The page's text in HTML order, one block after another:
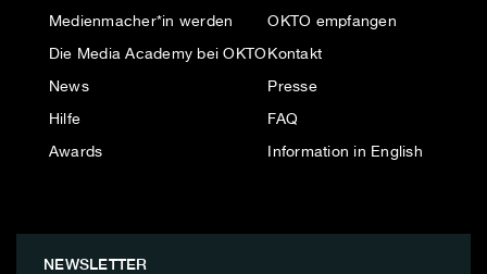
Medienmacher*in werden
Die Media Academy bei OKTO
News
Hilfe
Awards
OKTO empfangen
Kontakt
Presse
FAQ
Information in English
NEWSLETTER